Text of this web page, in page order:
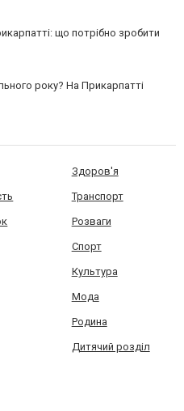
що потрібно зробити
року? На Прикарпатті
Здоров'я
Транспорт
Розваги
Спорт
Культура
Мода
Родина
Дитячий розділ